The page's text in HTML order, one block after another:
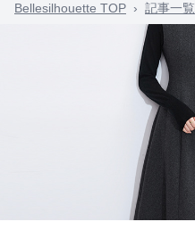
Bellesilhouette TOP › 記事一覧